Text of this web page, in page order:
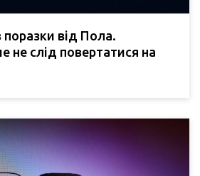
поразки від Пола.
не слід повертатися на